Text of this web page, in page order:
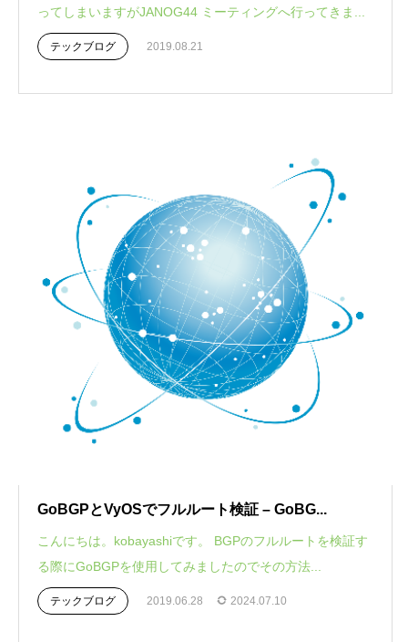
ってしまいますがJANOG44 ミーティングへ行ってきま...
テックブログ 2019.08.21
GoBGPとVyOSでフルルート検証 – GoBG...
こんにちは。kobayashiです。 BGPのフルルートを検証す
る際にGoBGPを使用してみましたのでその方法...
テックブログ 2019.06.28 2024.07.10